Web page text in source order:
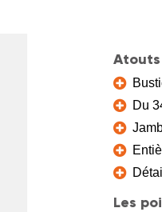
Atouts
Du
Les